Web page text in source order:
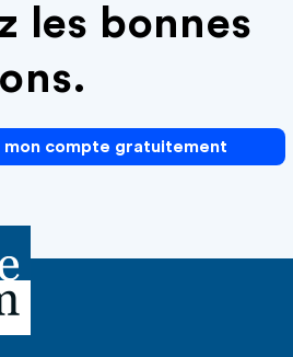
les bonnes
mon compte gratuitement